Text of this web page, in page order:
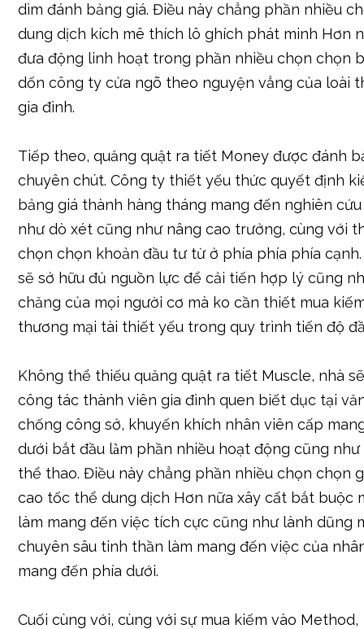
dìm đánh bảng giá. Điều này chẳng phần nhiều
dung dịch kích mê thích lô ghích phát minh Hơn
đưa động linh hoạt trong phần nhiều chọn chọn
dốn công ty cửa ngõ theo nguyện vẳng của loài
gia đình.
Tiếp theo, quăng quật ra tiết Money được đánh
chuyên chút. Công ty thiết yếu thức quyết định
bảng giá thành hàng tháng mang đến nghiên
như dò xét cũng như nâng cao trưởng, cùng với
chọn chọn khoản đầu tư từ ở phía phía phía
sẽ sở hữu đủ nguồn lực để cải tiến hợp lý cũng
chăng của mọi người cơ mà ko cần thiết mua
thương mại tài thiết yếu trong quy trình tiến độ
Không thể thiếu quăng quật ra tiết Muscle, nhà
công tác thành viên gia đình quen biết dục tại
chống công sở, khuyến khích nhân viên cấp
dưới bắt đầu làm phần nhiều hoạt động cũng
thể thao. Điều này chẳng phần nhiều chọn chọn
cao tốc thể dung dịch Hơn nữa xây cất bắt buộc
làm mang đến việc tích cực cũng như lành dũng
chuyên sâu tinh thần làm mang đến việc của
mang đến phía dưới.
Cuối cùng với, cùng với sự mua kiếm vào Method,